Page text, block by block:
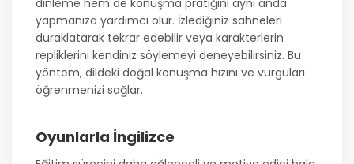
yapmanıza yardımcı olur. İzlediğiniz sahneleri
duraklatarak tekrar edebilir veya karakterlerin
repliklerini kendiniz söylemeyi deneyebilirsiniz. Bu
yöntem, dildeki doğal konuşma hızını ve vurguları
öğrenmenizi sağlar.
Oyunlarla İngilizce